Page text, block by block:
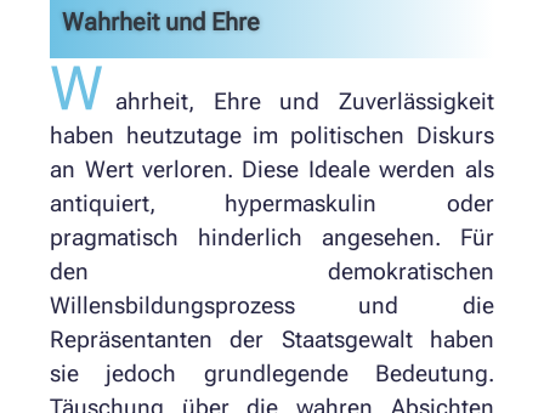
Wahrheit und Ehre
W ahrheit, Ehre und Zuverlässigkeit
haben heutzutage im politischen Diskurs
an Wert verloren. Diese Ideale werden als
antiquiert, hypermaskulin oder
pragmatisch hinderlich angesehen. Für
den demokratischen
Willensbildungsprozess und die
Repräsentanten der Staatsgewalt haben
sie jedoch grundlegende Bedeutung.
Täuschung über die wahren Absichten